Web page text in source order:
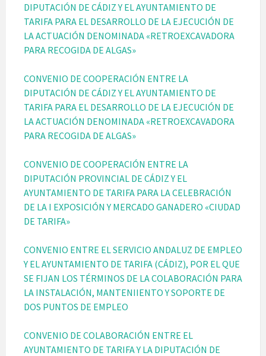
DIPUTACIÓN DE CÁDIZ Y EL AYUNTAMIENTO DE
TARIFA PARA EL DESARROLLO DE LA EJECUCIÓN DE
LA ACTUACIÓN DENOMINADA «RETROEXCAVADORA
PARA RECOGIDA DE ALGAS»
CONVENIO DE COOPERACIÓN ENTRE LA
DIPUTACIÓN DE CÁDIZ Y EL AYUNTAMIENTO DE
TARIFA PARA EL DESARROLLO DE LA EJECUCIÓN DE
LA ACTUACIÓN DENOMINADA «RETROEXCAVADORA
PARA RECOGIDA DE ALGAS»
CONVENIO DE COOPERACIÓN ENTRE LA
DIPUTACIÓN PROVINCIAL DE CÁDIZ Y EL
AYUNTAMIENTO DE TARIFA PARA LA CELEBRACIÓN
DE LA I EXPOSICIÓN Y MERCADO GANADERO «CIUDAD
DE TARIFA»
CONVENIO ENTRE EL SERVICIO ANDALUZ DE EMPLEO
Y EL AYUNTAMIENTO DE TARIFA (CÁDIZ), POR EL QUE
SE FIJAN LOS TÉRMINOS DE LA COLABORACIÓN PARA
LA INSTALACIÓN, MANTENIIENTO Y SOPORTE DE
DOS PUNTOS DE EMPLEO
CONVENIO DE COLABORACIÓN ENTRE EL
AYUNTAMIENTO DE TARIFA Y LA DIPUTACIÓN DE